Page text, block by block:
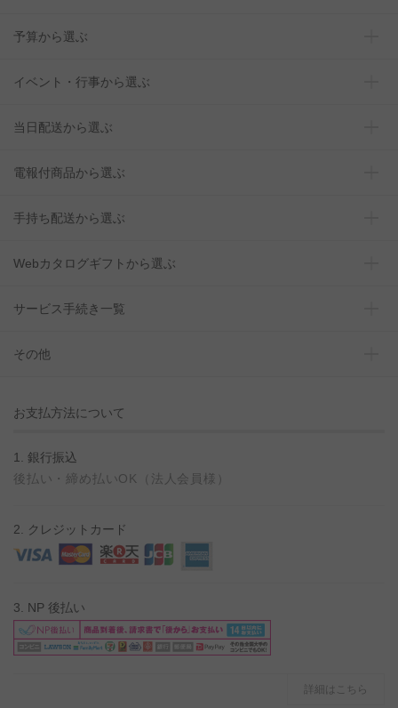
予算から選ぶ
イベント・行事から選ぶ
当日配送から選ぶ
電報付商品から選ぶ
手持ち配送から選ぶ
Webカタログギフトから選ぶ
サービス手続き一覧
その他
お支払方法について
1. 銀行振込
後払い・締め払いOK（法人会員様）
2. クレジットカード
3. NP 後払い
詳細はこちら